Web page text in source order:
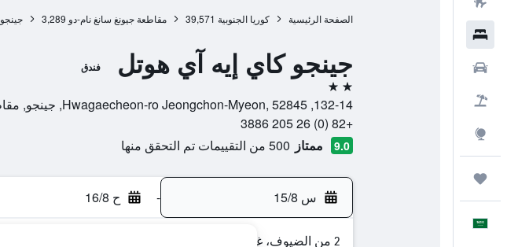
الصفحة الرئيسية كوريا الجنوبية 39,571 مقاطعة جيونغ سانغ نام-دو 3,289 جينجو
جينجو كاي إيه آي هوتل فندق
2 نجمتين
132-14, Hwagaecheon-ro Jeongchon-Myeon, 52845, جينجو, مقاطعة جيونغ سانغ نام-دو, كوريا الجنوبية
+82 (0) 26 205 3886
9.0 ممتاز 500 من التقييمات تم التحقق منها
س 15/8 - ح 16/8
2 من الضيوف، غرفة واحدة